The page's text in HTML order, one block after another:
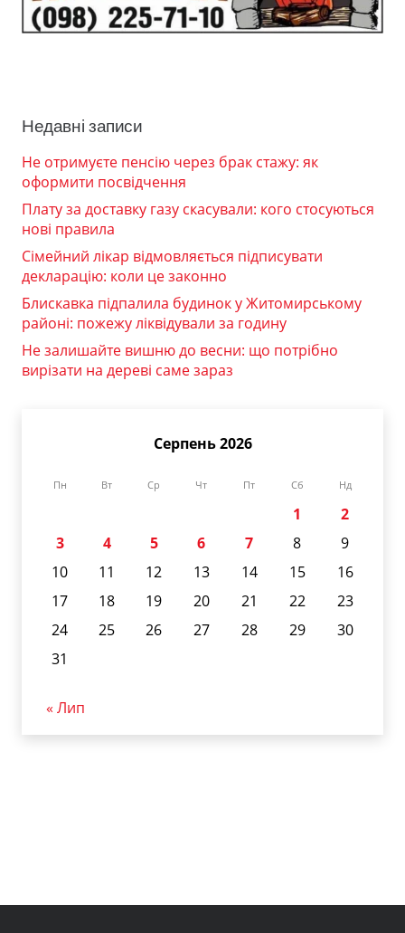
Недавні записи
Не отримуєте пенсію через брак стажу: як
оформити посвідчення
Плату за доставку газу скасували: кого стосуються
нові правила
Сімейний лікар відмовляється підписувати
декларацію: коли це законно
Блискавка підпалила будинок у Житомирському
районі: пожежу ліквідували за годину
Не залишайте вишню до весни: що потрібно
вирізати на дереві саме зараз
Серпень 2026
Пн Вт Ср Чт Пт Сб Нд
1
2
3
4 5 6 7 8
9
10
11 12 13 14 15
16
17
18 19 20 21 22
23
24
25 26 27 28 29
30
31
« Лип